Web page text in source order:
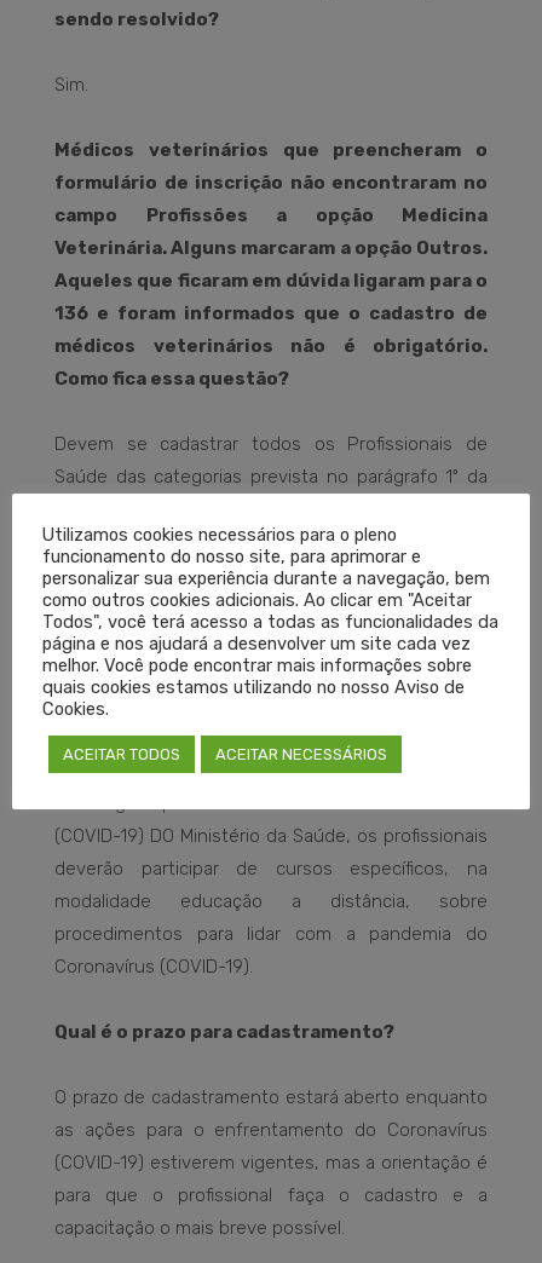
sendo resolvido?
Sim.
Médicos veterinários que preencheram o
formulário de inscrição não encontraram no
campo Profissões a opção Medicina
Veterinária. Alguns marcaram a opção Outros.
Aqueles que ficaram em dúvida ligaram para o
136 e foram informados que o cadastro de
médicos veterinários não é obrigatório.
Como fica essa questão?
Devem se cadastrar todos os Profissionais de
Saúde das categorias prevista no parágrafo 1º da
estejam registrados nos respectivos conselhos
profissionais.
Como será a participação dos profissionais da
saúde?
Após o preenchimento do cadastro no “O Brasil
Conta Comigo – Profissionais de Saúde” – Ação
(COVID-19) DO Ministério da Saúde, os profissionais
deverão participar de cursos específicos, na
modalidade educação a distância, sobre
procedimentos para lidar com a pandemia do
Coronavírus (COVID-19).
Qual é o prazo para cadastramento?
O prazo de cadastramento estará aberto enquanto
as ações para o enfrentamento do Coronavírus
(COVID-19) estiverem vigentes, mas a orientação é
para que o profissional faça o cadastro e a
capacitação o mais breve possível.
Utilizamos cookies necessários para o pleno
funcionamento do nosso site, para aprimorar e
personalizar sua experiência durante a navegação, bem
como outros cookies adicionais. Ao clicar em "Aceitar
Todos", você terá acesso a todas as funcionalidades da
página e nos ajudará a desenvolver um site cada vez
melhor. Você pode encontrar mais informações sobre
quais cookies estamos utilizando no nosso Aviso de
Cookies.
ACEITAR TODOS ACEITAR NECESSÁRIOS